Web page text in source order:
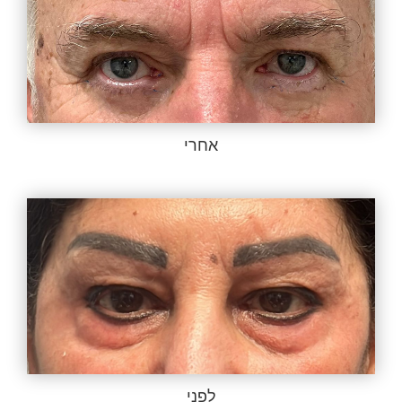
אחרי
לפני